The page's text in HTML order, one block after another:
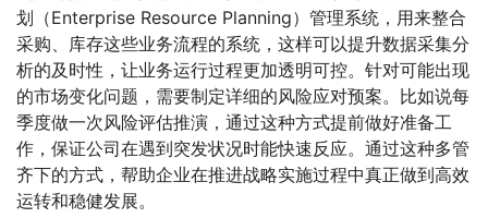
划（Enterprise Resource Planning）管理系统，用来整合
采购、库存这些业务流程的系统，这样可以提升数据采集分
析的及时性，让业务运行过程更加透明可控。针对可能出现
的市场变化问题，需要制定详细的风险应对预案。比如说每
季度做一次风险评估推演，通过这种方式提前做好准备工
作，保证公司在遇到突发状况时能快速反应。通过这种多管
齐下的方式，帮助企业在推进战略实施过程中真正做到高效
运转和稳健发展。